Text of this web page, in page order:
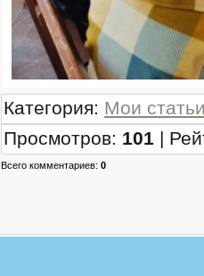
Категория: Мои
Просмотров: 101 |
Всего комментариев: 0